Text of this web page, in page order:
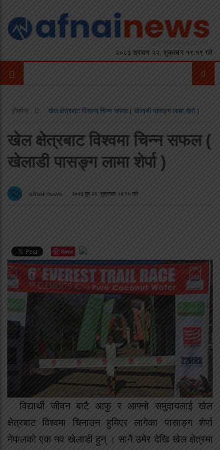
२०८३ श्रावण २२, शुक्रबार १९:१९ गते
होमपेज खेल क्षेत्रबाट विश्वमा चिन्न सफल ( खेलाडी पासङ्ग लामा शेर्पा )
खेल क्षेत्रबाट विश्वमा चिन्न सफल (
खेलाडी पासङ्ग लामा शेर्पा )
afnai news २०७३ पुष २९, शुक्रबार ०४:१५ गते
Save
विद्यार्थी जीवन बाटै आफु र आफ्नो समुदायलाई खेल
क्षेत्रबाट विश्वमा चिनाउन हुमिएर लागेका पासाङ्ग शेर्पा
नेपालको एक नव खेलाडी हुन् । सानै उमेर देखि खेल क्षेत्रमा